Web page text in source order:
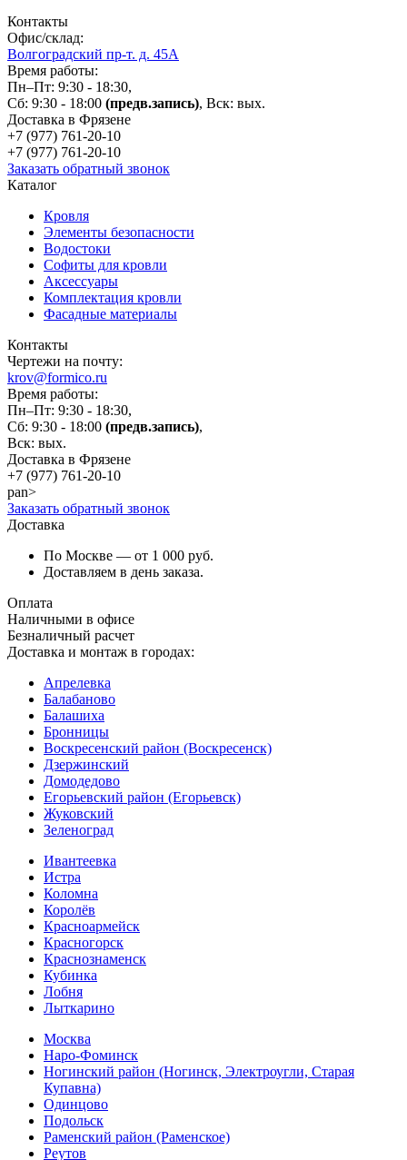
Контакты
Офис/склад:
Волгоградский пр-т. д. 45А
Время работы:
Пн–Пт: 9:30 - 18:30,
Сб: 9:30 - 18:00 (предв.запись), Вск: вых.
Доставка в Фрязене
+7 (977) 761-20-10
+7 (977) 761-20-10
Заказать обратный звонок
Каталог
Кровля
Элементы безопасности
Водостоки
Софиты для кровли
Аксессуары
Комплектация кровли
Фасадные материалы
Контакты
Чертежи на почту:
krov@formico.ru
Время работы:
Пн–Пт: 9:30 - 18:30,
Сб: 9:30 - 18:00 (предв.запись),
Вск: вых.
Доставка в Фрязене
+7 (977) 761-20-10
pan>
Заказать обратный звонок
Доставка
По Москве — от 1 000 руб.
Доставляем в день заказа.
Оплата
Наличными в офисе
Безналичный расчет
Доставка и монтаж в городах:
Апрелевка
Балабаново
Балашиха
Бронницы
Воскресенский район (Воскресенск)
Дзержинский
Домодедово
Егорьевский район (Егорьевск)
Жуковский
Зеленоград
Ивантеевка
Истра
Коломна
Королёв
Красноармейск
Красногорск
Краснознаменск
Кубинка
Лобня
Лыткарино
Москва
Наро-Фоминск
Ногинский район (Ногинск, Электроугли, Старая
Купавна)
Одинцово
Подольск
Раменский район (Раменское)
Реутов